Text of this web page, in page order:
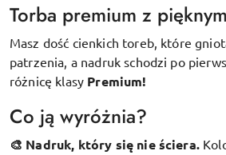
Torba premium z
Masz dość cienkich toreb, które
patrzenia, a nadruk schodzi po
różnicę klasy Premium!
Co ją wyróżnia?
🎨 Nadruk, który się nie ściera.